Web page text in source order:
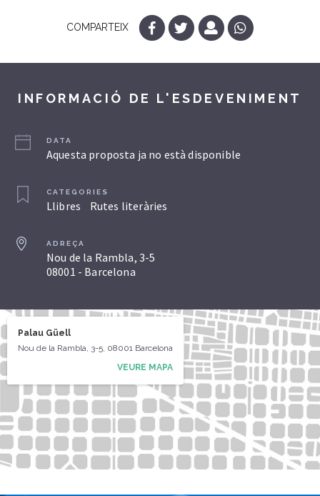
COMPARTEIX
INFORMACIÓ DE L'ESDEVENIMENT
DATA
Aquesta proposta ja no està disponible
CATEGORIES
Llibres Rutes literàries
ADREÇA
Nou de la Rambla, 3-5
08001 - Barcelona
Palau Güell
Nou de la Rambla, 3-5, 08001 Barcelona
VEURE MAPA